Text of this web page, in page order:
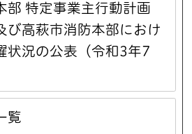
部 特定事業主行動計画
び高萩市消防本部におけ
状況の公表（令和3年7
覧